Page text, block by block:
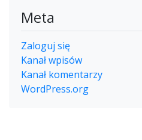
Meta
Zaloguj się
Kanał wpisów
Kanał komentarzy
WordPress.org